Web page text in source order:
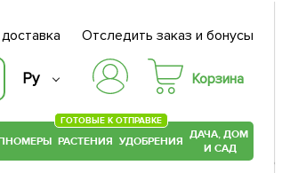
Отследить заказ и бонусы
Ру Корзина
РАСТЕНИЯ
ГОТОВЫЕ К ОТПРАВКЕ
УДОБРЕНИЯ ДАЧА, ДОМ
И САД